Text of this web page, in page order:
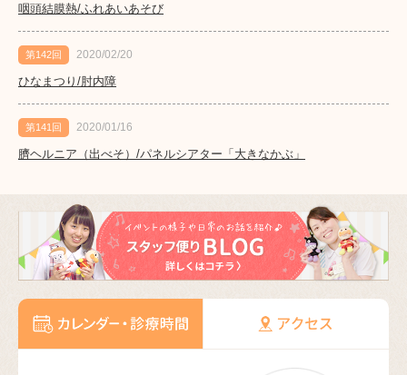
咽頭結膜熱/ふれあいあそび
第142回 2020/02/20
ひなまつり/肘内障
第141回 2020/01/16
臍ヘルニア（出べそ）/パネルシアター「大きなかぶ」